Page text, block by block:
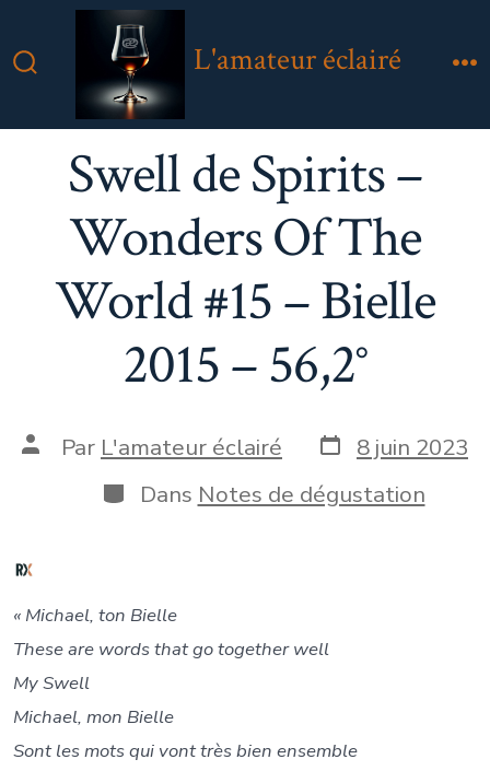
au
Bascule
Rechercher
L'amateur éclairé
Swell de Spirits –
Wonders Of The
World #15 – Bielle
2015 – 56,2°
Auteur
publication
Par L'amateur éclairé Date
de
publication
8 juin 2023
Catégories
Dans Notes de dégustation
« Michael, ton Bielle
These are words that go together well
My Swell
Michael, mon Bielle
Sont les mots qui vont très bien ensemble